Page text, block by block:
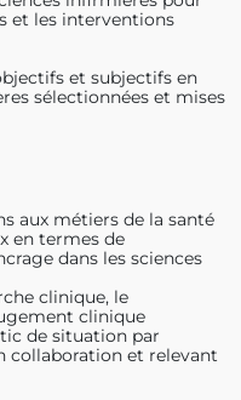
et les interventions
et subjectifs en
sélectionnées et mises
aux métiers de la santé
en termes de
dans les sciences
clinique, le
clinique
de situation par
collaboration et relevant